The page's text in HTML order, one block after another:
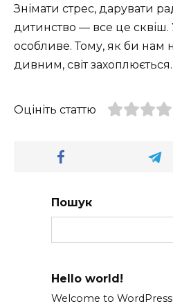
Знімати стрес, дарувати
дитинство — все це сквіш.
особливе. Тому, як би нам
дивним, світ захоплюється.
Оцініть статтю
Пошук
Hello world!
Welcome to